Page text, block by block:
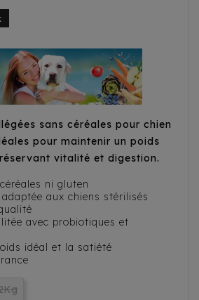
sans céréales pour chien
pour maintenir un poids
vitalité et digestion.
ni gluten
aux chiens stérilisés
avec probiotiques et
idéal et la satiété